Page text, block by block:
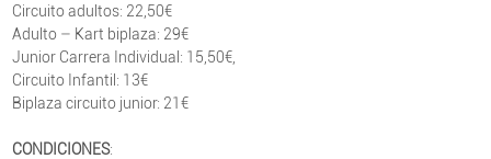
Circuito adultos: 22,50€
Adulto – Kart biplaza: 29€
Junior Carrera Individual: 15,50€,
Circuito Infantil: 13€
Biplaza circuito junior: 21€
CONDICIONES: